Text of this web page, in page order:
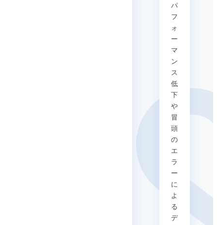
パ
フ
ォ
ー
マ
ン
ス
低
下
や
冒
頭
の
エ
ラ
ー
に
よ
る
デ